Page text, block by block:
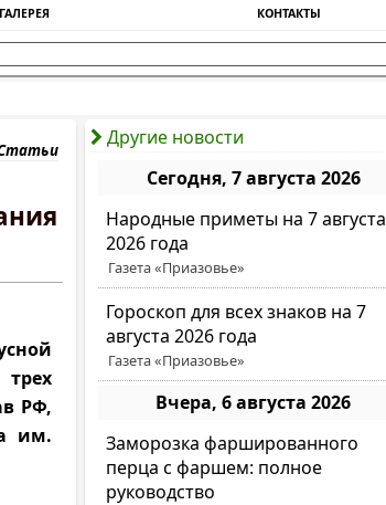
КОНТАКТЫ
Другие новости
Сегодня, 7 августа 2026
Народные приметы на 7 августа
2026 года
Газета «Приазовье»
Гороскоп для всех знаков на 7
августа 2026 года
Газета «Приазовье»
Вчера, 6 августа 2026
Заморозка фаршированного
перца с фаршем: полное
руководство
РФ,
им.